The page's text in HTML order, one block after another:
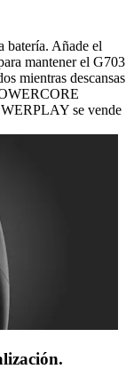
batería. Añade el
mantener el G703
mientras descansas
se vende